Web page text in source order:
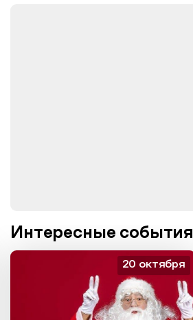
Интересные события
20 октября